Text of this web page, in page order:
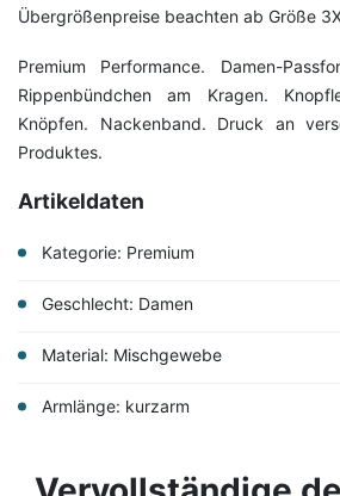
Übergrößenpreise beachten ab Größe
Premium Performance. Damen-
Rippenbündchen am Kragen.
Knöpfen. Nackenband. Druck an
Produktes.
Artikeldaten
Kategorie: Premium
Geschlecht: Damen
Material: Mischgewebe
Armlänge: kurzarm